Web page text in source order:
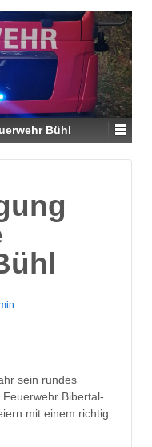
Bühl
sein rundes
Bibertal-
mit einem richtig